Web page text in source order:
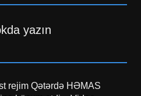
yazın
rejim Qətərdə HƏMAS